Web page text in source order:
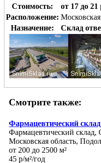
Стоимость:
от 17 до 21
Расположение:
Назначение:
Склад
Смотрите также:
Фармацевтический
Фармацевтический склад,
Московская область,
от 200 до 2500 м²
45 р/м²/год